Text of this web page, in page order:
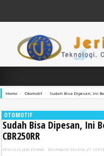
Home Otomotif Sudah Bisa Dipesan, Ini
OTOMOTIF
Sudah Bisa Dipesan, Ini
CBR250RR
PENULIS JERI PURBA DIUPDATE SELASA, 27